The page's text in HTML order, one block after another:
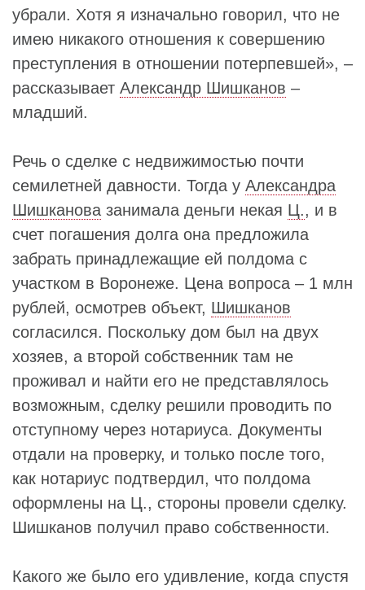
убрали. Хотя я изначально говорил, что не
имею никакого отношения к совершению
преступления в отношении потерпевшей», –
рассказывает Александр Шишканов –
младший.
Речь о сделке с недвижимостью почти
семилетней давности. Тогда у Александра
Шишканова занимала деньги некая Ц., и в
счет погашения долга она предложила
забрать принадлежащие ей полдома с
участком в Воронеже. Цена вопроса – 1 млн
рублей, осмотрев объект, Шишканов
согласился. Поскольку дом был на двух
хозяев, а второй собственник там не
проживал и найти его не представлялось
возможным, сделку решили проводить по
отступному через нотариуса. Документы
отдали на проверку, и только после того,
как нотариус подтвердил, что полдома
оформлены на Ц., стороны провели сделку.
Шишканов получил право собственности.
Какого же было его удивление, когда спустя